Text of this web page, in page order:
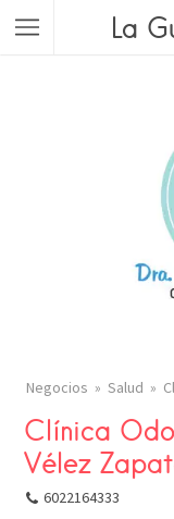
La
Negocios Salud
Clínica
Vélez
6022164333